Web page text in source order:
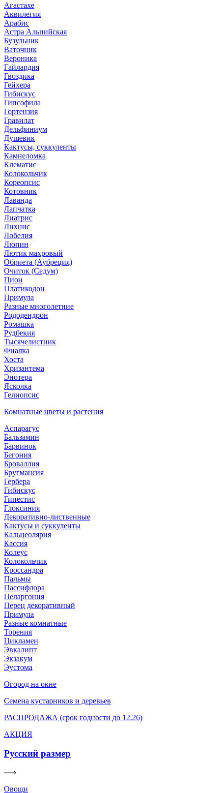
Агастахе
Аквилегия
Арабис
Астра Альпийская
Бузульник
Ваточник
Вероника
Гайлардия
Гвоздика
Гейхера
Гибискус
Гипсофила
Гортензия
Гравилат
Дельфиниум
Душевик
Кактусы, суккуленты
Камнеломка
Клематис
Колокольчик
Кореопсис
Котовник
Лаванда
Лапчатка
Лиатрис
Лихнис
Лобелия
Люпин
Лютик махровый
Обриета (Аубреция)
Очиток (Седум)
Пион
Платикодон
Примула
Разные многолетние
Рододендрон
Ромашка
Рудбекия
Тысячелистник
Фиалка
Хоста
Хризантема
Энотера
Ясколка
Гелиопсис
Комнатные цветы и растения
Аспарагус
Бальзамин
Барвинок
Бегония
Броваллия
Бругмансия
Гербера
Гибискус
Гипестис
Глоксиния
Декоративно-лиственные
Кактусы и суккуленты
Кальцеолярия
Кассия
Колеус
Колокольчик
Кроссандра
Пальмы
Пассифлора
Пеларгония
Перец декоративный
Примула
Разные комнатные
Торения
Цикламен
Эвкалипт
Экзакум
Эустома
Огород на окне
Семена кустарников и деревьев
РАСПРОДАЖА (срок годности до 12.26)
АКЦИЯ
Русский размер
Овощи